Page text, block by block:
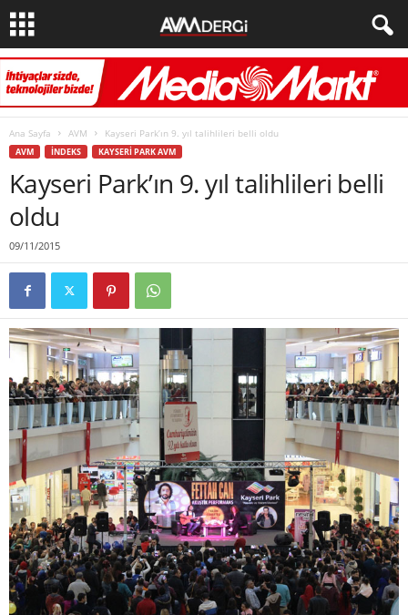
Ana Sayfa AVM Kayseri Park’ın 9. yıl talihlileri belli oldu
AVM İNDEKS KAYSERI PARK AVM
Kayseri Park’ın 9. yıl talihlileri belli
oldu
09/11/2015